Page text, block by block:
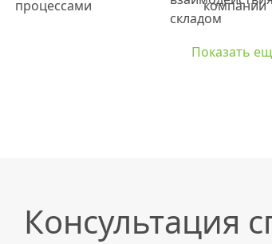
процессами
компании
Показать
Консультация